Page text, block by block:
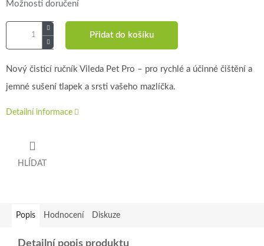
Možnosti doručení
Přidat do košíku
Nový čisticí ručník Vileda Pet Pro – pro rychlé a účinné čištění a
jemné sušení tlapek a srsti vašeho mazlíčka.
Detailní informace
HLÍDAT
Popis Hodnocení Diskuze
Detailní popis produktu